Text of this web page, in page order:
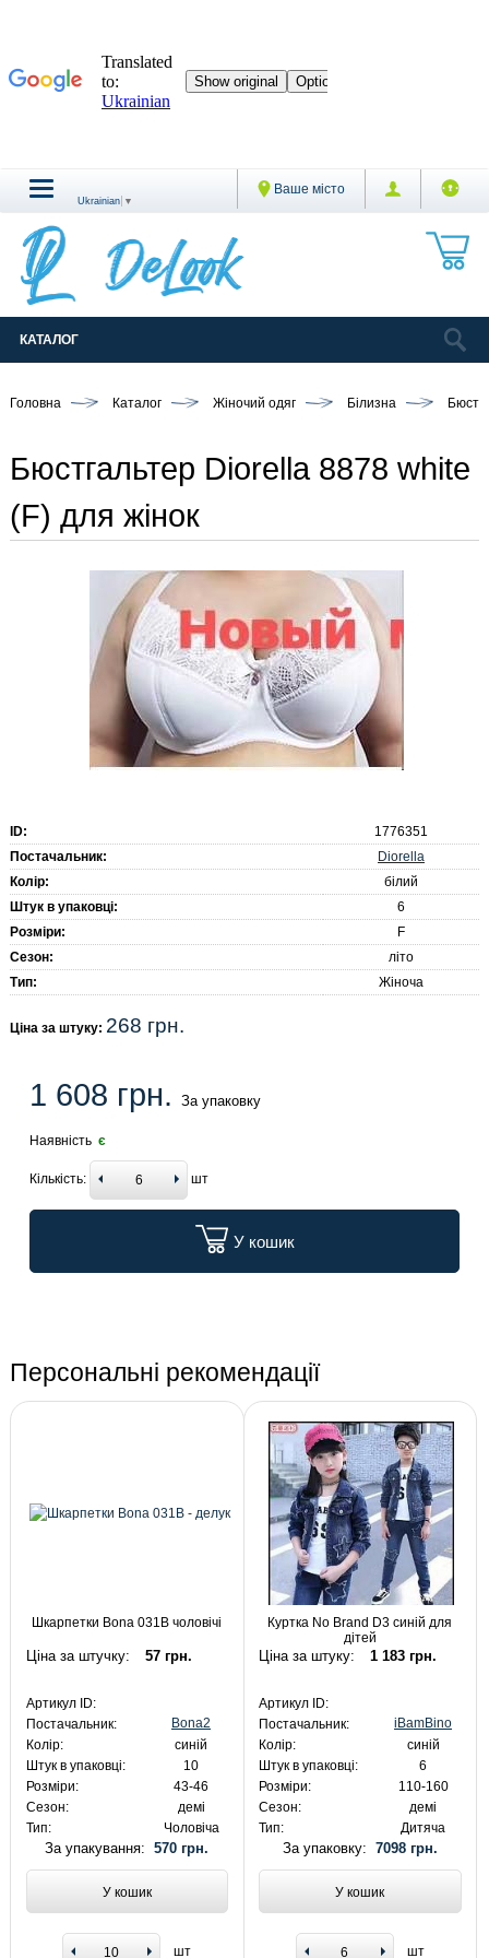
Ваше місто
Ukrainian ▼
КАТАЛОГ
Головна Каталог Жіночий одяг Білизна
Бюстгальтер Diorella 8878 white
(F) для жінок
ID:
1776351
Постачальник:
Diorella
Колір:
білий
Штук в упаковці:
6
Розміри:
F
Сезон:
літо
Тип:
Жіноча
Ціна за штуку: 268 грн.
1 608 грн. За упаковку
Наявність є
Кількість: шт
У кошик
Персональні рекомендації
Шкарпетки Bona 031B чоловічі
Ціна за штучку: 57 грн.
Артикул ID:
Постачальник:
Bona2
Колір:
синій
Штук в упаковці:
10
Розміри:
43-46
Сезон:
демі
Тип:
Чоловіча
За упакування:570 грн.
У кошик
шт
Куртка No Brand D3 синій для
дітей
Ціна за штуку: 1 183 грн.
Артикул ID:
Постачальник:
iBamBino
Колір:
синій
Штук в упаковці:
6
Розміри:
110-160
Сезон:
демі
Тип:
Дитяча
За упаковку: 7098 грн.
У кошик
шт